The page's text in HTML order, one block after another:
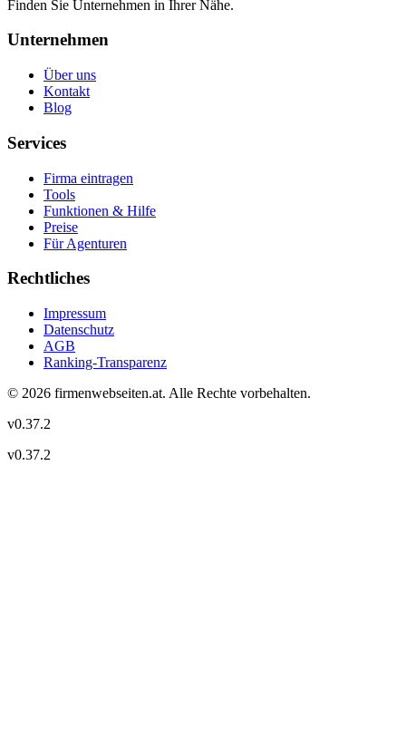
Finden Sie Unternehmen in Ihrer Nähe.
Unternehmen
Über uns
Kontakt
Blog
Services
Firma eintragen
Tools
Funktionen & Hilfe
Preise
Für Agenturen
Rechtliches
Impressum
Datenschutz
AGB
Ranking-Transparenz
© 2026 firmenwebseiten.at. Alle Rechte vorbehalten.
v0.37.2
v0.37.2